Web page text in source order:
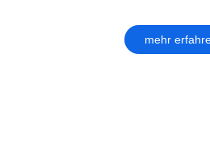
mehr